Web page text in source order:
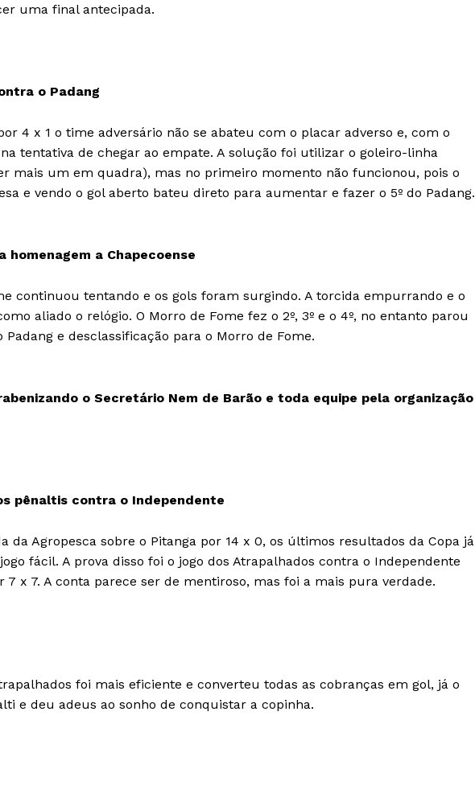
uma final antecipada.
o Padang
4 x 1 o time adversário não se abateu com o placar adverso e, com o
tentativa de chegar ao empate. A solução foi utilizar o goleiro-linha
mais um em quadra), mas no primeiro momento não funcionou, pois o
e vendo o gol aberto bateu direto para aumentar e fazer o 5º do Padang.
homenagem a Chapecoense
continuou tentando e os gols foram surgindo. A torcida empurrando e o
aliado o relógio. O Morro de Fome fez o 2º, 3º e o 4º, no entanto parou
e desclassificação para o Morro de Fome.
o Secretário Nem de Barão e toda equipe pela organização
pênaltis contra o Independente
da Agropesca sobre o Pitanga por 14 x 0, os últimos resultados da Copa já
fácil. A prova disso foi o jogo dos Atrapalhados contra o Independente
x 7. A conta parece ser de mentiroso, mas foi a mais pura verdade.
foi mais eficiente e converteu todas as cobranças em gol, já o
e deu adeus ao sonho de conquistar a copinha.